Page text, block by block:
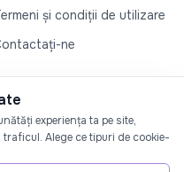
și condiții de utilizare
ne
drepturile rezervate
experiența ta pe site,
Alege ce tipuri de cookie-